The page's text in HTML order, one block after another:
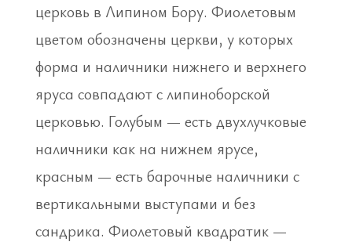
церковь в Липином Бору. Фиолетовым
цветом обозначены церкви, у которых
форма и наличники нижнего и верхнего
яруса совпадают с липиноборской
церковью. Голубым — есть двухлучковые
наличники как на нижнем ярусе,
красным — есть барочные наличники с
вертикальными выступами и без
сандрика. Фиолетовый квадратик —